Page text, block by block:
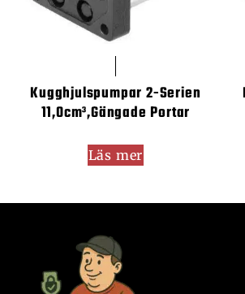
Kugghjulspumpar 2-Serien
11,0cm³,gängade Portar
Läs mer